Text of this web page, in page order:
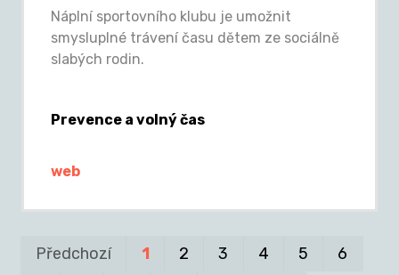
Náplní sportovního klubu je umožnit
smysluplné trávení času dětem ze sociálně
slabých rodin.
Prevence a volný čas
web
Předchozí 1 2 3 4 5
6